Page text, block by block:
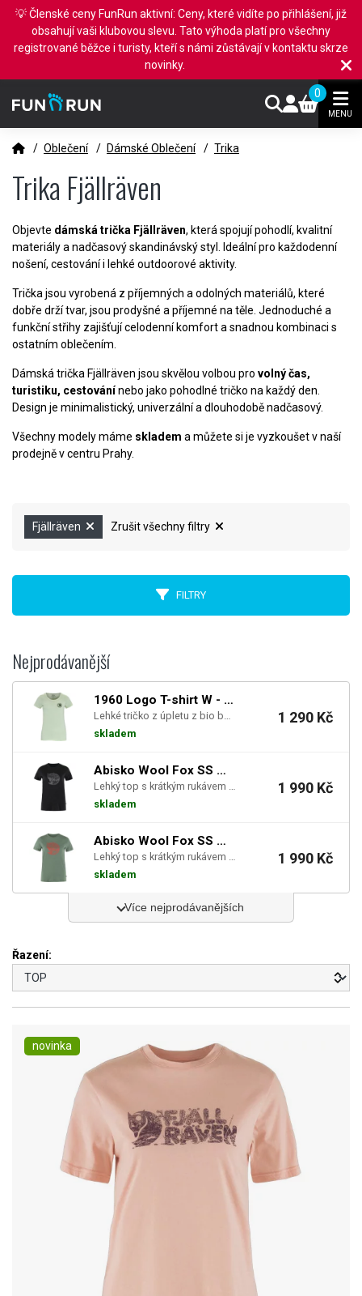
0
MENU
/ Oblečení / Dámské Oblečení / Trika
Trika Fjällräven
Objevte dámská trička Fjällräven, která spojují pohodlí, kvalitní
materiály a nadčasový skandinávský styl. Ideální pro každodenní
nošení, cestování i lehké outdoorové aktivity.
Trička jsou vyrobená z příjemných a odolných materiálů, které
dobře drží tvar, jsou prodyšné a příjemné na těle. Jednoduché a
funkční střihy zajišťují celodenní komfort a snadnou kombinaci s
ostatním oblečením.
Dámská trička Fjällräven jsou skvělou volbou pro volný čas,
turistiku, cestovánínebo jako pohodlné tričko na každý den.
Design je minimalistický, univerzální a dlouhodobě nadčasový.
Všechny modely máme skladem a můžete si je vyzkoušet v naší
prodejně v centru Prahy.
Fjällräven Zrušit všechny filtry
FILTRY
Nejprodávanější
1960 Logo T-shirt W - Soft Jade
Lehké tričko z úpletu z bio bavlny a recyklovaného polyesteru.
skladem
1 290 Kč
Abisko Wool Fox SS W - Black-Iron Grey
Lehký top s krátkým rukávem ze směsi vlny merino do teplého i chladného podnebí.
skladem
1 990 Kč
Abisko Wool Fox SS W - Patina Green-Terracotta ...
Lehký top s krátkým rukávem ze směsi vlny merino do teplého i chladného podnebí.
skladem
1 990 Kč
Více nejprodávanějších
Řazení:
novinka
💡 Členské ceny FunRun aktivní: Ceny, které vidíte po přihlášení, již
obsahují vaši klubovou slevu. Tato výhoda platí pro všechny
registrované běžce i turisty, kteří s námi zůstávají v kontaktu skrze
novinky.